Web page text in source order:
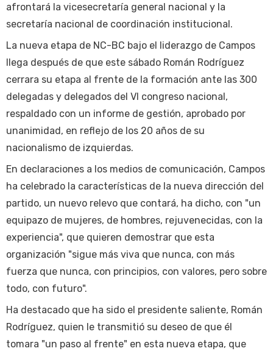
afrontará la vicesecretaría general nacional y la
secretaría nacional de coordinación institucional.
La nueva etapa de NC-BC bajo el liderazgo de Campos
llega después de que este sábado Román Rodríguez
cerrara su etapa al frente de la formación ante las 300
delegadas y delegados del VI congreso nacional,
respaldado con un informe de gestión, aprobado por
unanimidad, en reflejo de los 20 años de su
nacionalismo de izquierdas.
En declaraciones a los medios de comunicación, Campos
ha celebrado la características de la nueva dirección del
partido, un nuevo relevo que contará, ha dicho, con "un
equipazo de mujeres, de hombres, rejuvenecidas, con la
experiencia", que quieren demostrar que esta
organización "sigue más viva que nunca, con más
fuerza que nunca, con principios, con valores, pero sobre
todo, con futuro".
Ha destacado que ha sido el presidente saliente, Román
Rodríguez, quien le transmitió su deseo de que él
tomara "un paso al frente" en esta nueva etapa, que